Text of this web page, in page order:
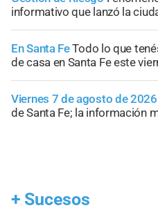
informativo que lanzó la
En Santa FeTodo lo que
de casa en Santa Fe este
Viernes 7 de agosto de 2026
de Santa Fe; la información
+ Sucesos